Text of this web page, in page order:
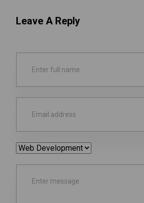
Leave A Reply